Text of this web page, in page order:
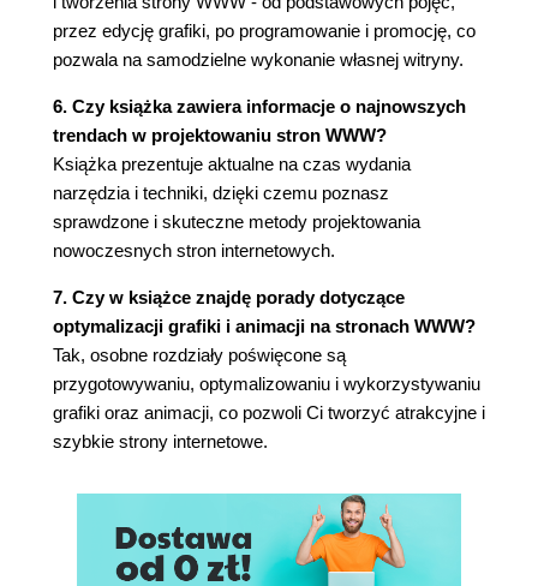
przez edycję grafiki, po programowanie i promocję, co
pozwala na samodzielne wykonanie własnej witryny.
6. Czy książka zawiera informacje o najnowszych
trendach w projektowaniu stron WWW?
Książka prezentuje aktualne na czas wydania
narzędzia i techniki, dzięki czemu poznasz
sprawdzone i skuteczne metody projektowania
nowoczesnych stron internetowych.
7. Czy w książce znajdę porady dotyczące
optymalizacji grafiki i animacji na stronach WWW?
Tak, osobne rozdziały poświęcone są
przygotowywaniu, optymalizowaniu i wykorzystywaniu
grafiki oraz animacji, co pozwoli Ci tworzyć atrakcyjne i
szybkie strony internetowe.